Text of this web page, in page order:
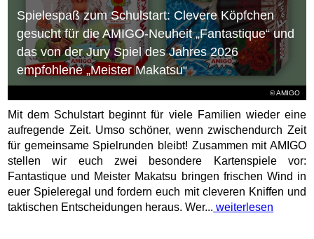
© AMIGO
Spielespaß zum Schulstart: Clevere Köpfchen
gesucht für die AMIGO-Neuheit „Fantastique“ und
das von der Jury Spiel des Jahres 2026
empfohlene „Meister Makatsu“
Mit dem Schulstart beginnt für viele Familien wieder eine
aufregende Zeit. Umso schöner, wenn zwischendurch Zeit
für gemeinsame Spielrunden bleibt! Zusammen mit AMIGO
stellen wir euch zwei besondere Kartenspiele vor:
Fantastique und Meister Makatsu bringen frischen Wind in
euer Spieleregal und fordern euch mit cleveren Kniffen und
taktischen Entscheidungen heraus. Wer... weiterlesen